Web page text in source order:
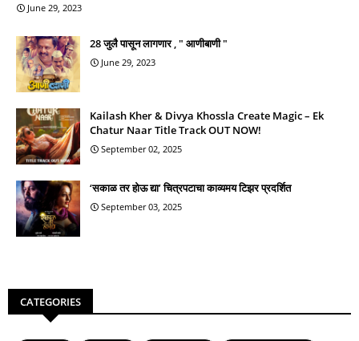
June 29, 2023
28 जुलै पासून लागणार , " आणीबाणी "
June 29, 2023
Kailash Kher & Divya Khossla Create Magic – Ek
Chatur Naar Title Track OUT NOW!
September 02, 2025
‘सकाळ तर होऊ द्या’ चित्रपटाचा काव्यमय टिझर प्रदर्शित
September 03, 2025
CATEGORIES